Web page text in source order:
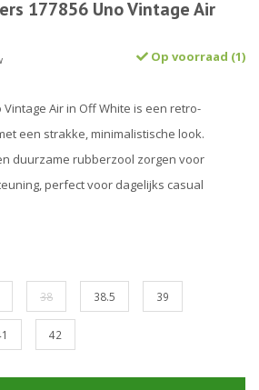
177856 Uno Vintage Air
Op voorraad (1)
Vintage Air in Off White is een retro-
een strakke, minimalistische look.
duurzame rubberzool zorgen voor
perfect voor dagelijks casual
38 38.5 39
42